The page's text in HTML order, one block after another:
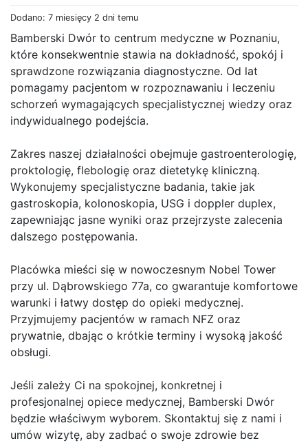
Dodano: 7 miesięcy 2 dni temu
Bamberski Dwór to centrum medyczne w Poznaniu,
które konsekwentnie stawia na dokładność, spokój i
sprawdzone rozwiązania diagnostyczne. Od lat
pomagamy pacjentom w rozpoznawaniu i leczeniu
schorzeń wymagających specjalistycznej wiedzy oraz
indywidualnego podejścia.
Zakres naszej działalności obejmuje gastroenterologię,
proktologię, flebologię oraz dietetykę kliniczną.
Wykonujemy specjalistyczne badania, takie jak
gastroskopia, kolonoskopia, USG i doppler duplex,
zapewniając jasne wyniki oraz przejrzyste zalecenia
dalszego postępowania.
Placówka mieści się w nowoczesnym Nobel Tower
przy ul. Dąbrowskiego 77a, co gwarantuje komfortowe
warunki i łatwy dostęp do opieki medycznej.
Przyjmujemy pacjentów w ramach NFZ oraz
prywatnie, dbając o krótkie terminy i wysoką jakość
obsługi.
Jeśli zależy Ci na spokojnej, konkretnej i
profesjonalnej opiece medycznej, Bamberski Dwór
będzie właściwym wyborem. Skontaktuj się z nami i
umów wizytę, aby zadbać o swoje zdrowie bez